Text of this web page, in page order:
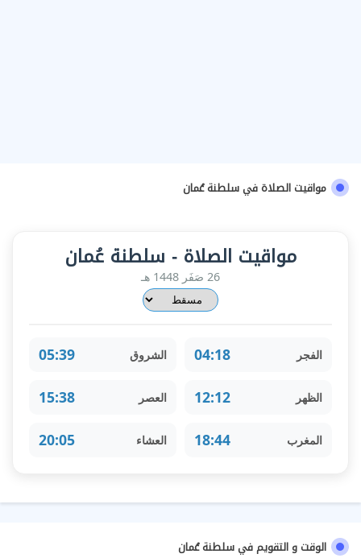
مواقيت الصلاة في سلطنة عُمان
مواقيت الصلاة - سلطنة عُمان
26 صَفَر 1448 هـ
الفجر 04:18 الشروق 05:39
الظهر 12:12 العصر 15:38
المغرب 18:44 العشاء 20:05
الوقت و التقويم في سلطنة عُمان